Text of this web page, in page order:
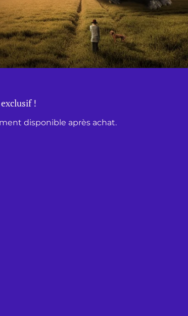
!
disponible après achat.